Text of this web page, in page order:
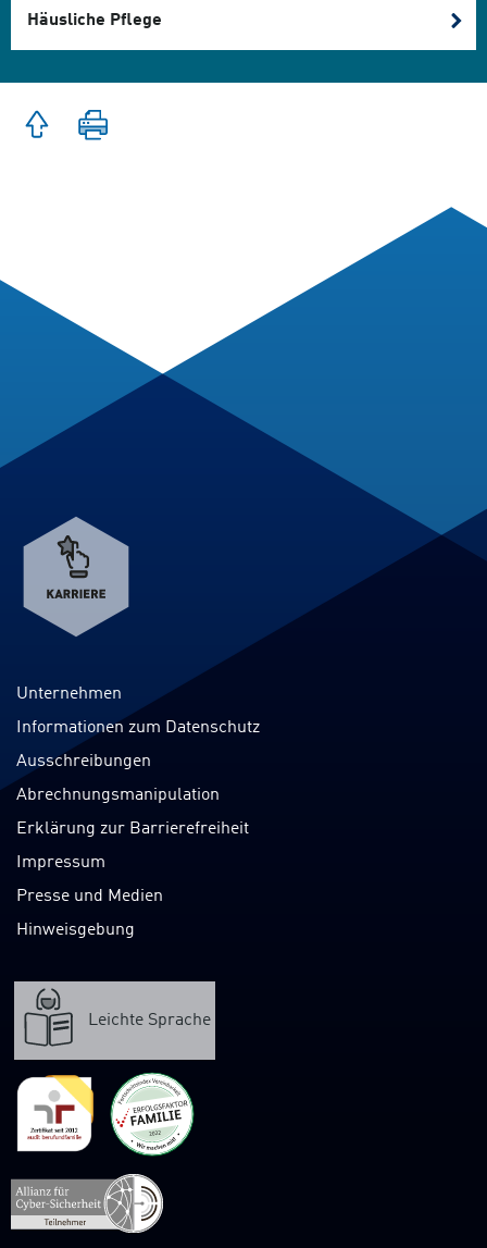
Häusliche Pflege
Zum
Seitenanfang
springen
Verweis
zum
Karriereportal
Unternehmen
Informationen zum Datenschutz
Ausschreibungen
Abrechnungsmanipulation
Erklärung zur Barrierefreiheit
Impressum
Presse und Medien
Hinweisgebung
Leichte Sprache
Verweis
zur
Webpräsenz